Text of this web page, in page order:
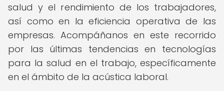
salud y el rendimiento de los trabajadores,
así como en la eficiencia operativa de las
empresas. Acompáñanos en este recorrido
por las últimas tendencias en tecnologías
para la salud en el trabajo, específicamente
en el ámbito de la acústica laboral.